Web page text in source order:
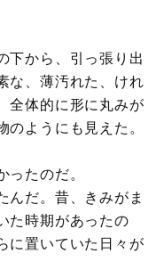
下から、引っ張り出
な、薄汚れた、けれ
全体的に形に丸みが
ようにも見えた。
たのだ。
だ。昔、きみがま
た時期があったの
に置いていた日々が